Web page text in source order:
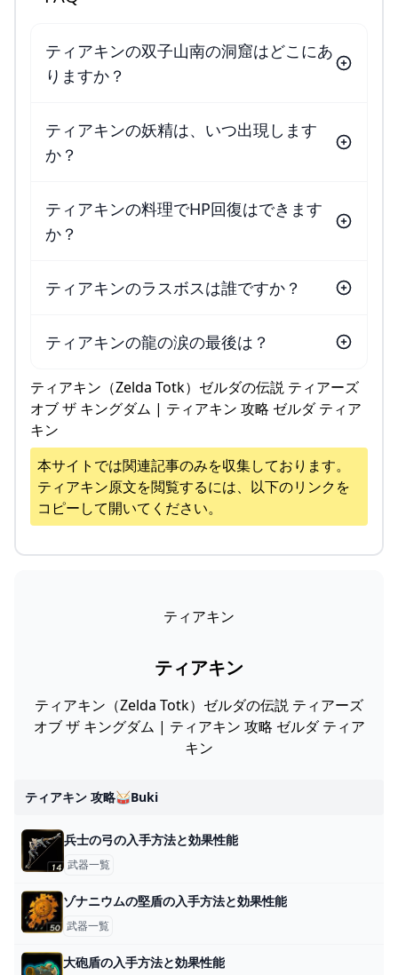
ティアキンの双子山南の洞窟はどこにあ
りますか？
ティアキンの妖精は、いつ出現します
か？
ティアキンの料理でHP回復はできます
か？
ティアキンのラスボスは誰ですか？
ティアキンの龍の涙の最後は？
ティアキン（Zelda Totk）ゼルダの伝説 ティアーズ
オブ ザ キングダム | ティアキン 攻略 ゼルダ ティア
キン
本サイトでは関連記事のみを収集しております。
ティアキン原文を閲覧するには、以下のリンクを
コピーして開いてください。
ティアキン
ティアキン
ティアキン（Zelda Totk）ゼルダの伝説 ティアーズ
オブ ザ キングダム | ティアキン 攻略 ゼルダ ティア
キン
ティアキン 攻略🥁buki
兵士の弓の入手方法と効果性能
武器一覧
ゾナニウムの堅盾の入手方法と効果性能
武器一覧
大砲盾の入手方法と効果性能